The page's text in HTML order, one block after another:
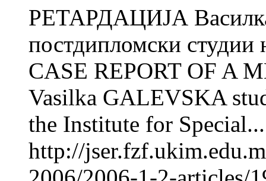
РЕТАРДАЦИЈА
постдипломски студии
CASE REPORT OF A
Vasilka GALEVSKA
the Institute for Special...
http://